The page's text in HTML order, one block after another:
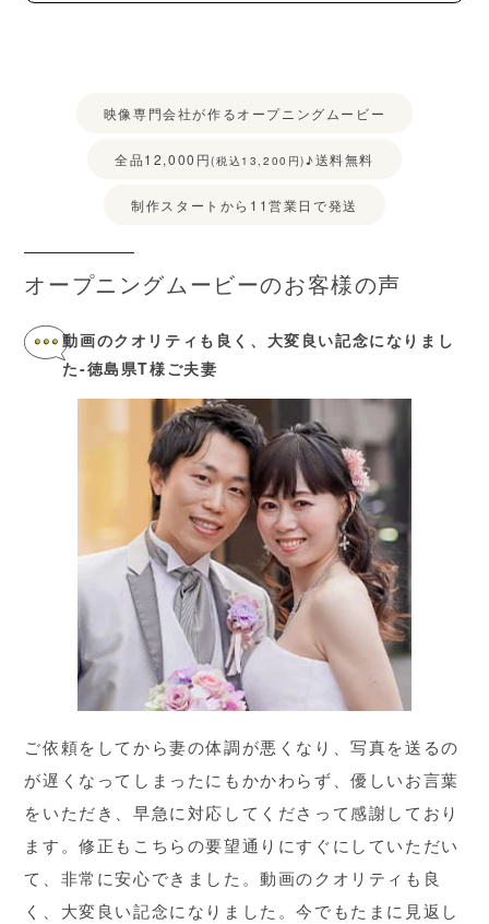
映像専門会社が作るオープニングムービー
全品12,000円(税込13,200円)♪送料無料
制作スタートから11営業日で発送
オープニングムービーのお客様の声
動画のクオリティも良く、大変良い記念になりまし
た-徳島県T様ご夫妻
ご依頼をしてから妻の体調が悪くなり、写真を送るの
が遅くなってしまったにもかかわらず、優しいお言葉
をいただき、早急に対応してくださって感謝しており
ます。修正もこちらの要望通りにすぐにしていただい
て、非常に安心できました。動画のクオリティも良
く、大変良い記念になりました。今でもたまに見返し